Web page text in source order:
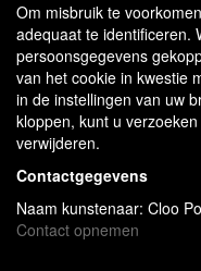
Om misbruik te
adequaat te identificeren.
persoonsgegevens
van het cookie in kwestie
in de instellingen van uw
kloppen, kunt u
verwijderen.
Contactgegevens
Naam kunstenaar: Cloo
Contact opnemen